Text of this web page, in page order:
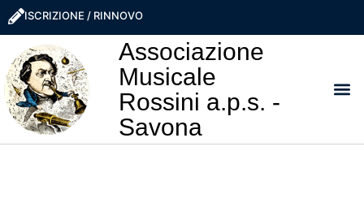
ISCRIZIONE / RINNOVO
Associazione
Musicale
Rossini a.p.s. -
Savona